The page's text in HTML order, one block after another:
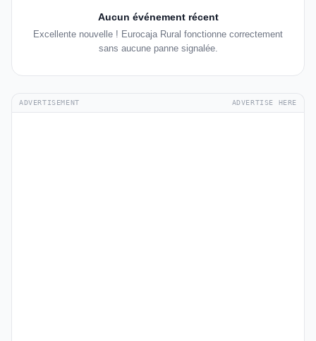
Aucun événement récent
Excellente nouvelle ! Eurocaja Rural fonctionne correctement
sans aucune panne signalée.
ADVERTISEMENT ADVERTISE HERE